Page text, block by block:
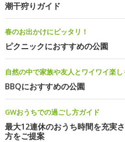
潮干狩りガイド
春のお出かけにピッタリ！
ピクニックにおすすめの公園
自然の中で家族や友人とワイワイ楽し
BBQにおすすめの公園
GWおうちでの過ごし方ガイド
最大12連休のおうち時間を充実
方をご提案